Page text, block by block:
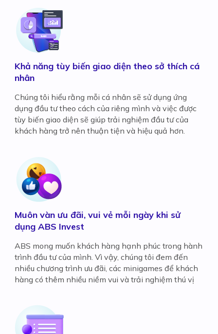
Khả năng tùy biến giao diện theo sở thích cá
nhân
Chúng tôi hiểu rằng mỗi cá nhân sẽ sử dụng ứng
dụng đầu tư theo cách của riêng mình và việc được
tùy biến giao diện sẽ giúp trải nghiệm đầu tư của
khách hàng trở nên thuận tiện và hiệu quả hơn.
Muôn vàn ưu đãi, vui vẻ mỗi ngày khi sử
dụng ABS Invest
ABS mong muốn khách hàng hạnh phúc trong hành
trình đầu tư của mình. Vì vậy, chúng tôi đem đến
nhiều chương trình ưu đãi, các minigames để khách
hàng có thêm nhiều niềm vui và trải nghiệm thú vị